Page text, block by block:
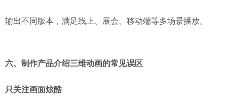
输出不同版本，满足线上、展会、移动端等多场景播放。
六、制作产品介绍三维动画的常见误区
只关注画面炫酷